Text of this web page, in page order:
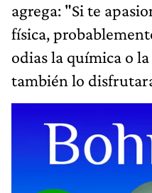
agrega: "Si te
física,
odias la química o
también lo